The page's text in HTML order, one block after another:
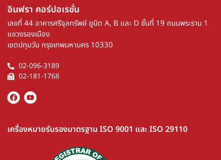
อินฟรา คอร์ปอเรชั่น​
เลขที่ 44 อาคารศรีจุลทรัพย์ ยูนิต A, B และ D ชั้นที่ 19 ถนนพระราม 1
แขวงรองเมือง
เขตปทุมวัน กรุงเทพมหานคร 10330
02-096-3189
02-181-1768
เครื่องหมายรับรองมาตรฐาน ISO 9001 และ ISO 29110